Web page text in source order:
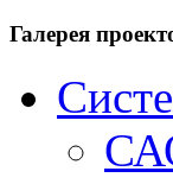
Галерея